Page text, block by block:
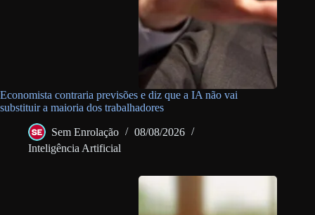
Economista contraria previsões e diz que a IA não vai
substituir a maioria dos trabalhadores
Sem Enrolação
08/08/2026
Inteligência Artificial